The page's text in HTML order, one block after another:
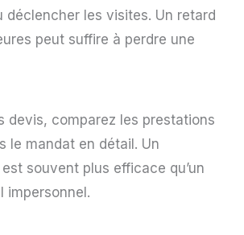
déclencher les visites. Un retard
peut suffire à perdre une
devis, comparez les prestations
le mandat en détail. Un
souvent plus efficace qu’un
impersonnel.